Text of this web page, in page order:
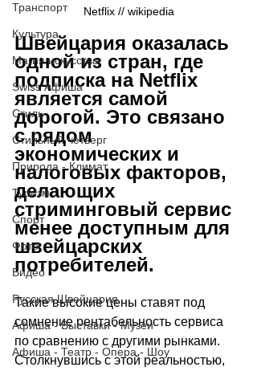
Транспорт
Культура
Магия искусства
Swiss Афиша
Стиль
Стильный четверг
Природа - Климат
Туризм
Спорт
Фото
Видео
Русская Швейцария
Афиша - Выставки - Музеи
Афиша - Театр - Опера - Шоу
Netflix // wikipedia
Швейцария оказалась
одной из стран, где
подписка на Netflix
является самой
дорогой. Это связано
с рядом
экономических и
налоговых факторов,
делающих
стриминговый сервис
менее доступным для
швейцарских
потребителей.
Такие высокие цены ставят под
сомнение рентабельность сервиса
по сравнению с другими рынками.
Столкнувшись с этой реальностью,